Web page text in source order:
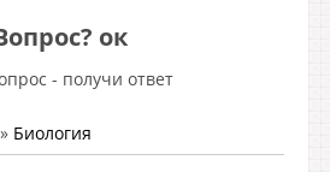
ок
- получи ответ
» Биология